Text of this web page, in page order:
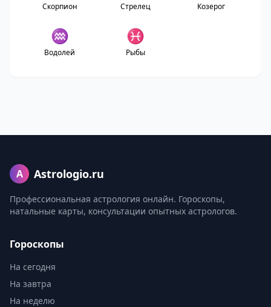
Скорпион Стрелец Козерог
♒
Водолей
♓
Рыбы
A Astrologio.ru
Профессиональная астрология онлайн. Гороскопы,
натальные карты, консультации опытных астрологов.
Гороскопы
На сегодня
На завтра
На неделю